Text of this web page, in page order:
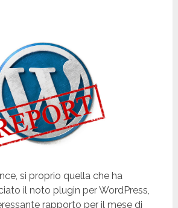
si proprio quella che ha
il noto plugin per WordPress,
rapporto per il mese di